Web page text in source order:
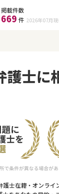
掲載件数
669 件 2026年07月
護士に
士在籍・オンラ